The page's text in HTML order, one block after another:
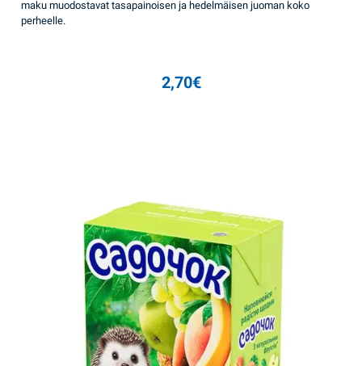
maku muodostavat tasapainoisen ja hedelmäisen juoman koko
perheelle.
2,70€